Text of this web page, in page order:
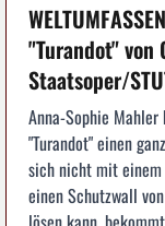
"Turandot" von
Staatsoper/
Anna-Sophie
"Turandot" einen
sich nicht mit einem
einen Schutzwall